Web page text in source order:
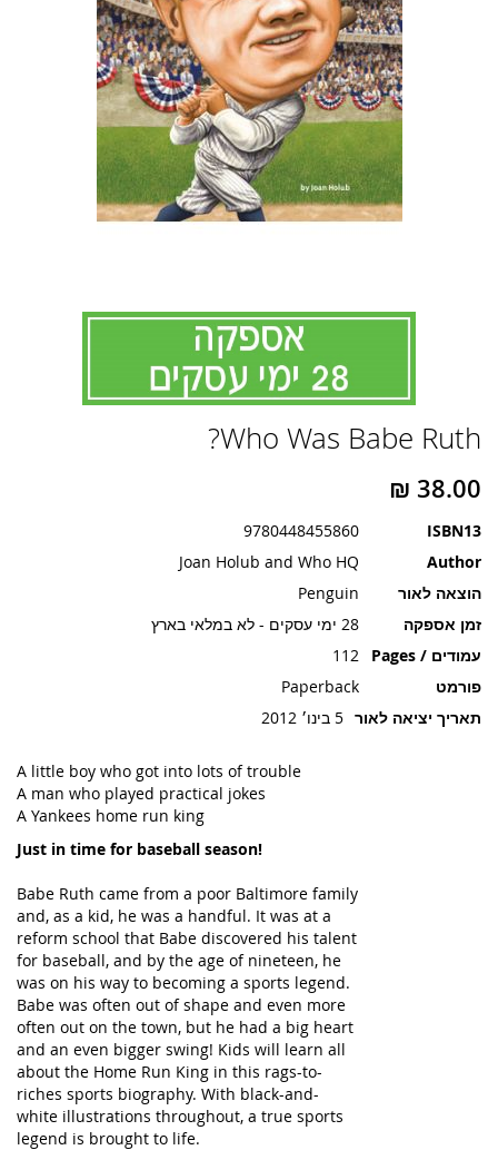
Who Was Babe Ruth?
ISBN13
9780448455860
Author
Joan Holub and Who HQ
הוצאה לאור
Penguin
זמן אספקה
28 ימי עסקים - לא במלאי בארץ
עמודים / Pages
112
פורמט
Paperback
תאריך יציאה לאור 5 בינו׳ 2012
A little boy who got into lots of trouble
A man who played practical jokes
A Yankees home run king
Just in time for baseball season!
Babe Ruth came from a poor Baltimore family
and, as a kid, he was a handful. It was at a
reform school that Babe discovered his talent
for baseball, and by the age of nineteen, he
was on his way to becoming a sports legend.
Babe was often out of shape and even more
often out on the town, but he had a big heart
and an even bigger swing! Kids will learn all
about the Home Run King in this rags-to-
riches sports biography. With black-and-
white illustrations throughout, a true sports
legend is brought to life.
להתחלה
גלריית
תמונות